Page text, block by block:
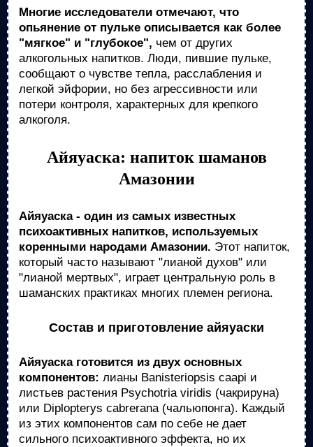
Многие исследователи отмечают, что
опьянение от пульке описывается как более
"мягкое" и "глубокое", чем от других
алкогольных напитков. Люди, пившие пульке,
сообщают о чувстве тепла, расслабления и
легкой эйфории, но без агрессивности или
потери контроля, характерных для крепкого
алкоголя.
Айяуаска: напиток шаманов
Амазонии
Айяуаска - один из самых известных
психоактивных напитков, используемых
коренными народами Амазонии. Этот напиток,
который часто называют "лианой духов" или
"лианой мертвых", играет центральную роль в
шаманских практиках многих племен региона.
Состав и приготовление айяуаски
Айяуаска готовится из двух основных
компонентов: лианы Banisteriopsis caapi и
листьев растения Psychotria viridis (чакрируна)
или Diplopterys cabrerana (чальюпонга). Каждый
из этих компонентов сам по себе не дает
сильного психоактивного эффекта, но их